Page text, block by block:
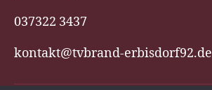
037322 3437
kontakt@tvbrand-erbisdorf92.de